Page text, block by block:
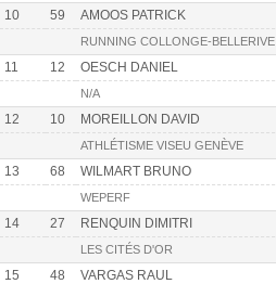
10 59 AMOOS PATRICK
RUNNING COLLONGE-BELLERIVE
11 12 OESCH DANIEL
N/A
12 10 MOREILLON DAVID
ATHLÉTISME VISEU GENÈVE
13 68 WILMART BRUNO
WEPERF
14 27 RENQUIN DIMITRI
LES CITÉS D'OR
15 48 VARGAS RAUL